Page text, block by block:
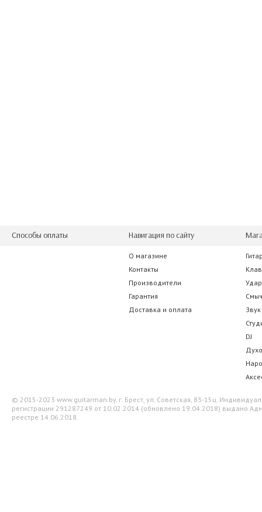
Способы оплаты Навигация по сайту
О магазине
Контакты
Производители
Гарантия
Доставка и оплата
Звук
DJ
© 2015-2023 www.guitarman.by. г. Брест, ул. Советская, 83-15ц.
регистрации 291287249 от 10.02.2014 (обновлено 19.04.2018) выдано
реестре 14.06.2018.